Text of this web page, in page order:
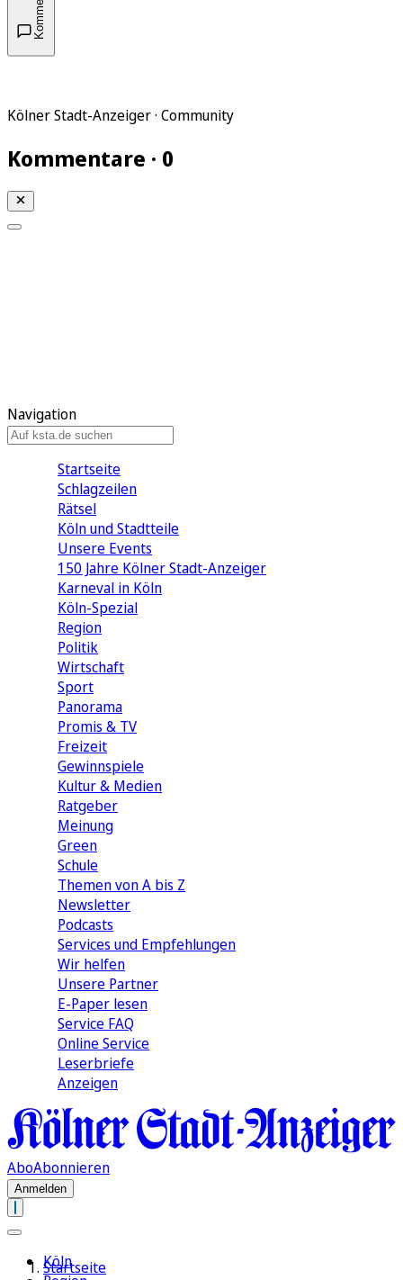
Kölner Stadt-Anzeiger · Community
Kommentare · 0
Navigation
Startseite
Schlagzeilen
Rätsel
Köln und Stadtteile
Unsere Events
150 Jahre Kölner Stadt-Anzeiger
Karneval in Köln
Köln-Spezial
Region
Politik
Wirtschaft
Sport
Panorama
Promis & TV
Freizeit
Gewinnspiele
Kultur & Medien
Ratgeber
Meinung
Green
Schule
Themen von A bis Z
Newsletter
Podcasts
Services und Empfehlungen
Wir helfen
Unsere Partner
E-Paper lesen
Service FAQ
Online Service
Leserbriefe
Anzeigen
AboAbonnieren
Anmelden
Köln
Startseite